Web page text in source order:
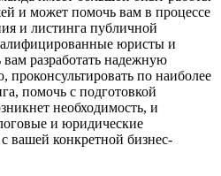
и может помочь вам в процессе
и листинга публичной
юристы и
разработать надежную
по наиболее
помочь с подготовкой
необходимость, и
и юридические
вашей конкретной бизнес-